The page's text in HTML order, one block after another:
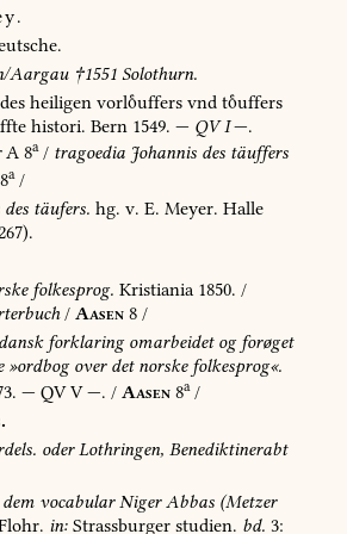
Aargau†1551 Solothurn.
des heiligen vorluffers vnd tuffers
histori. Bern 1549. — QVI—.
A 8a/ tragoedia Johannis des täuffers
8a/
des täufers. hg. v. E. Meyer. Halle
folkesprog. Kristiania 1850. /
/ Aasen 8 /
forklaringomarbeidetogforøget
»ordbogoverdetnorskefolkesprog«.
— QVV—. / Aasen 8a/
oderLothringen, Benediktinerabt
vocabularNigerAbbas (Metzer
in: Strassburger studien. bd. 3: